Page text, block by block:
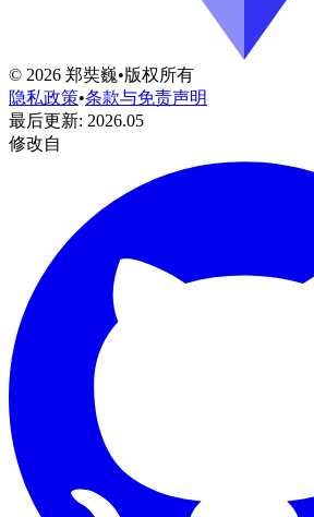
© 2026 郑奘巍•版权所有
隐私政策•条款与免责声明
最后更新: 2026.05
修改自